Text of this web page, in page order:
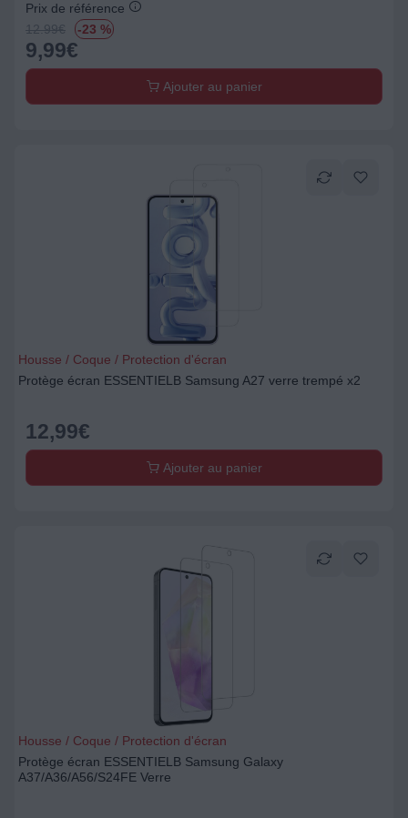
Prix de référence
12.99€ -23 %
9,99€
Ajouter au panier
Housse / Coque / Protection d'écran
Protège écran ESSENTIELB Samsung A27 verre trempé x2
12,99€
Ajouter au panier
Housse / Coque / Protection d'écran
Protège écran ESSENTIELB Samsung Galaxy
A37/A36/A56/S24FE Verre